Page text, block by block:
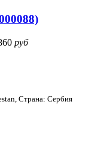
руб
Страна: Сербия